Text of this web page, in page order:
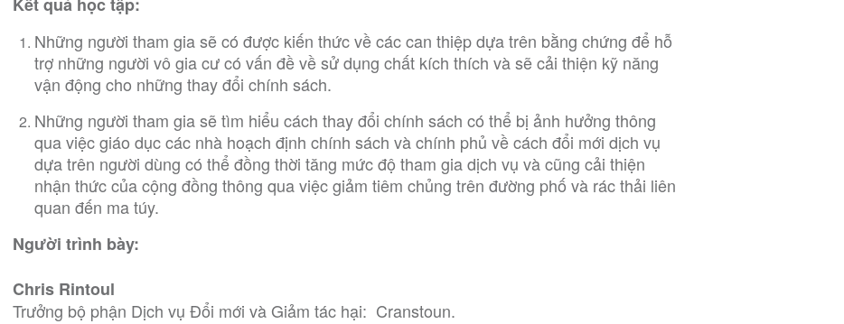
Kết quả học tập:
Những người tham gia sẽ có được kiến thức về các can thiệp dựa trên bằng chứng để hỗ
trợ những người vô gia cư có vấn đề về sử dụng chất kích thích và sẽ cải thiện kỹ năng
vận động cho những thay đổi chính sách.
Những người tham gia sẽ tìm hiểu cách thay đổi chính sách có thể bị ảnh hưởng thông
qua việc giáo dục các nhà hoạch định chính sách và chính phủ về cách đổi mới dịch vụ
dựa trên người dùng có thể đồng thời tăng mức độ tham gia dịch vụ và cũng cải thiện
nhận thức của cộng đồng thông qua việc giảm tiêm chủng trên đường phố và rác thải liên
quan đến ma túy.
Người trình bày:
Chris Rintoul
Trưởng bộ phận Dịch vụ Đổi mới và Giảm tác hại: Cranstoun.